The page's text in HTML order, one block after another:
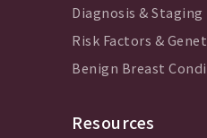
Diagnosis & Staging
Risk Factors &
Benign Breast
Resources